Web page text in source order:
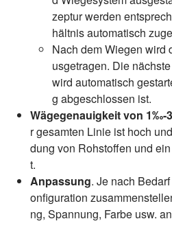
zeptur werden
hältnis automatisch
Nach dem Wiegen wird
usgetragen. Die
wird automatisch
g abgeschlossen ist.
Wägegenauigkeit von
r gesamten Linie ist hoch
dung von Rohstoffen und
t.
Anpassung. Je nach
onfiguration
ng, Spannung, Farbe usw.